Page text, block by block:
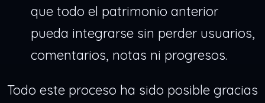
que todo el patrimonio anterior
pueda integrarse sin perder usuarios,
comentarios, notas ni progresos.
Todo este proceso ha sido posible gracias